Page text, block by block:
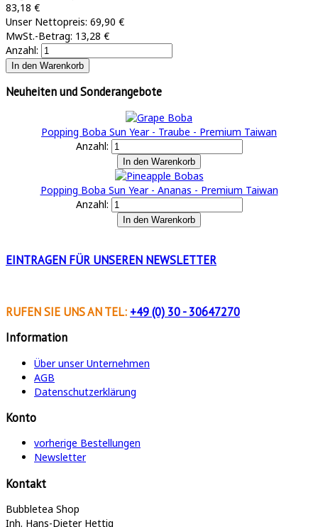
83,18 €
Unser Nettopreis: 69,90 €
MwSt.-Betrag: 13,28 €
Anzahl:
Neuheiten und Sonderangebote
Popping Boba Sun Year - Traube - Premium Taiwan
Anzahl:
Popping Boba Sun Year - Ananas - Premium Taiwan
Anzahl:
EINTRAGEN FÜR UNSEREN NEWSLETTER
RUFEN SIE UNS ANTEL: +49 (0) 30 - 30647270
Information
Über unser Unternehmen
AGB
Datenschutzerklärung
Konto
vorherige Bestellungen
Newsletter
Kontakt
Bubbletea Shop
Inh. Hans-Dieter Hettig